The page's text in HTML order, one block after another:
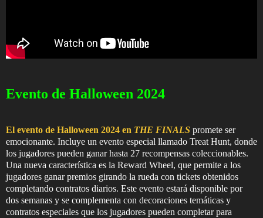
Evento de Halloween 2024
El evento de Halloween 2024 en THE FINALS promete ser
emocionante. Incluye un evento especial llamado Treat Hunt, donde
los jugadores pueden ganar hasta 27 recompensas coleccionables.
Una nueva característica es la Reward Wheel, que permite a los
jugadores ganar premios girando la rueda con tickets obtenidos
completando contratos diarios. Este evento estará disponible por
dos semanas y se complementa con decoraciones temáticas y
contratos especiales que los jugadores pueden completar para